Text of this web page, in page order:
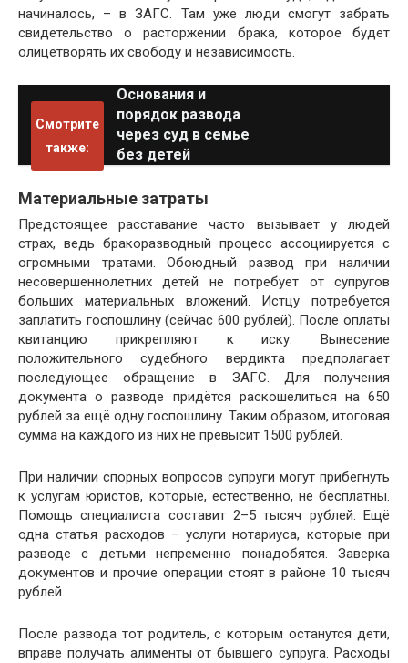
начиналось, – в ЗАГС. Там уже люди смогут забрать
свидетельство о расторжении брака, которое будет
олицетворять их свободу и независимость.
Смотрите
также:
Основания и
порядок развода
через суд в семье
без детей
Материальные затраты
Предстоящее расставание часто вызывает у людей
страх, ведь бракоразводный процесс ассоциируется с
огромными тратами. Обоюдный развод при наличии
несовершеннолетних детей не потребует от супругов
больших материальных вложений. Истцу потребуется
заплатить госпошлину (сейчас 600 рублей). После оплаты
квитанцию прикрепляют к иску. Вынесение
положительного судебного вердикта предполагает
последующее обращение в ЗАГС. Для получения
документа о разводе придётся раскошелиться на 650
рублей за ещё одну госпошлину. Таким образом, итоговая
сумма на каждого из них не превысит 1500 рублей.
При наличии спорных вопросов супруги могут прибегнуть
к услугам юристов, которые, естественно, не бесплатны.
Помощь специалиста составит 2–5 тысяч рублей. Ещё
одна статья расходов – услуги нотариуса, которые при
разводе с детьми непременно понадобятся. Заверка
документов и прочие операции стоят в районе 10 тысяч
рублей.
После развода тот родитель, с которым останутся дети,
вправе получать алименты от бывшего супруга. Расходы